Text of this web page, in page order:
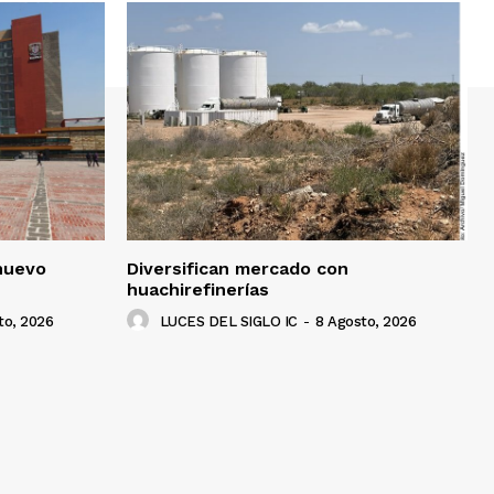
2026
Diversifican mercado con
huachirefinerías
LUCES DEL SIGLO IC - 8 Agosto, 2026